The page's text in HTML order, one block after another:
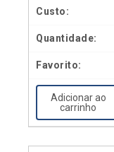
Adicionar ao
carrinho